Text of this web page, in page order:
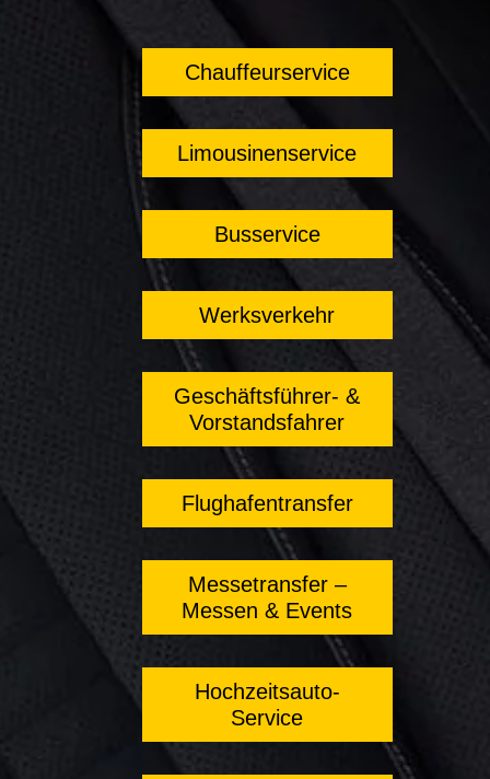
Chauffeurservice
Limousinenservice
Busservice
Werksverkehr
Geschäftsführer- &
Vorstandsfahrer
Flughafentransfer
Messetransfer –
Messen & Events
Hochzeitsauto-
Service